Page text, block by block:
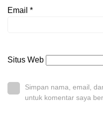
Email *
Situs Web
Simpan nama, email,
untuk komentar saya